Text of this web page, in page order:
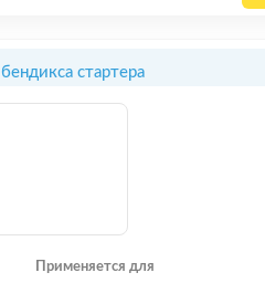
SCANIA 114 G/380 10.6 [DC11.02]
стартера
Применяется для